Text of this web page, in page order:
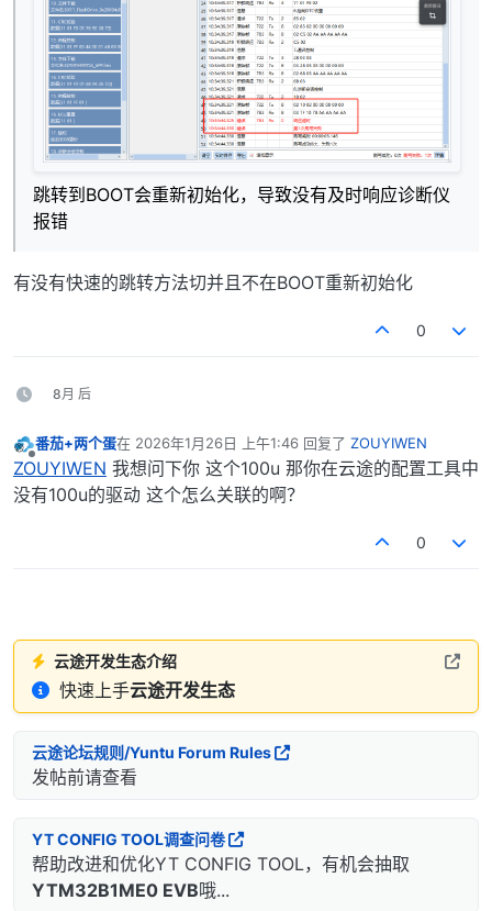
跳转到BOOT会重新初始化，导致没有及时响应诊断仪
报错
有没有快速的跳转方法切并且不在BOOT重新初始化
0
8月 后
离线
番茄+两个蛋在 2026年1月26日 上午1:46 回复了 ZOUYIWEN
最后由 编辑
ZOUYIWEN 我想问下你 这个100u 那你在云途的配置工具中
没有100u的驱动 这个怎么关联的啊？
0
云途开发生态介绍
快速上手云途开发生态
云途论坛规则/Yuntu Forum Rules
发帖前请查看
YT CONFIG TOOL调查问卷
帮助改进和优化YT CONFIG TOOL，有机会抽取
YTM32B1ME0 EVB哦...